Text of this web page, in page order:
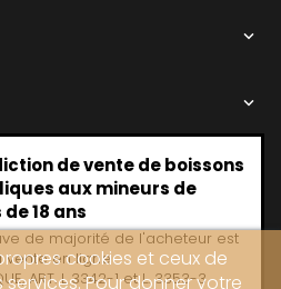


de vente de boissons
aux mineurs de
18 ans
de majorité de l'acheteur est
en ligne
ART. L 3342-1 et L. 3353-3
cookies et ceux de
Pour donner votre